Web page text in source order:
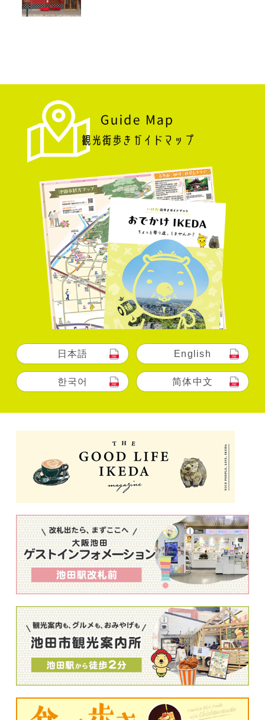
日本語 English
한국어 简体中文